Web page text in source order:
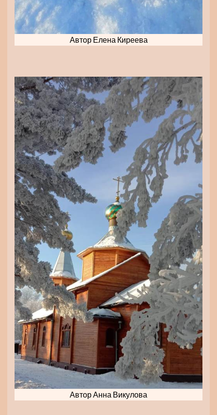
Автор Елена Киреева
Автор Анна Викулова